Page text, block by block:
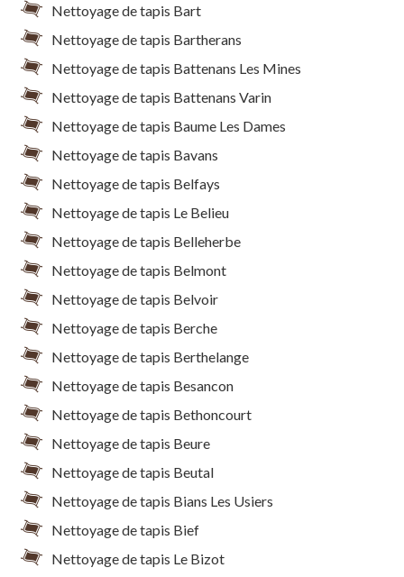
Nettoyage de tapis Bart
Nettoyage de tapis Bartherans
Nettoyage de tapis Battenans Les Mines
Nettoyage de tapis Battenans Varin
Nettoyage de tapis Baume Les Dames
Nettoyage de tapis Bavans
Nettoyage de tapis Belfays
Nettoyage de tapis Le Belieu
Nettoyage de tapis Belleherbe
Nettoyage de tapis Belmont
Nettoyage de tapis Belvoir
Nettoyage de tapis Berche
Nettoyage de tapis Berthelange
Nettoyage de tapis Besancon
Nettoyage de tapis Bethoncourt
Nettoyage de tapis Beure
Nettoyage de tapis Beutal
Nettoyage de tapis Bians Les Usiers
Nettoyage de tapis Bief
Nettoyage de tapis Le Bizot